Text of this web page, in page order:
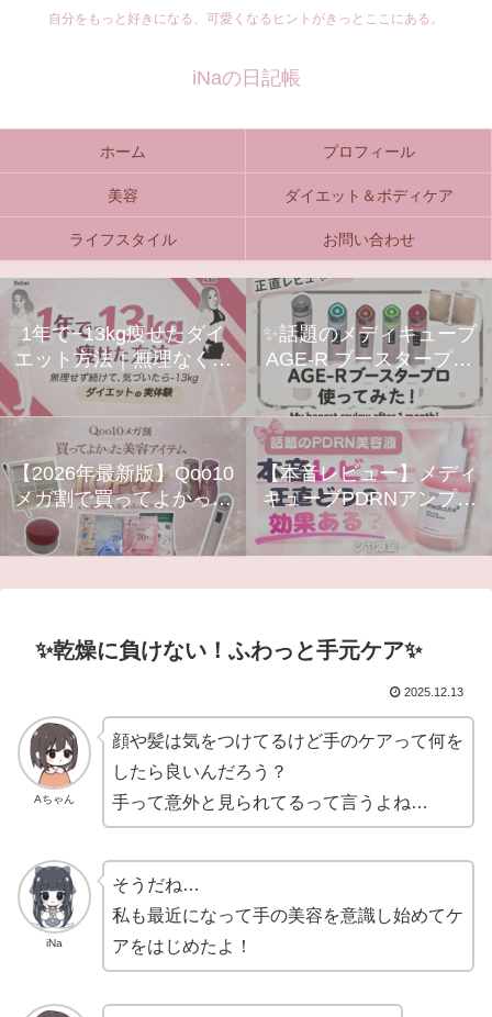
自分をもっと好きになる、可愛くなるヒントがきっとここにある。
iNaの日記帳
ホーム プロフィール
美容 ダイエット＆ボディケア
ライフスタイル お問い合わせ
1年で−13kg痩せたダイ
エット方法｜無理なく続
く習慣とリアル体験まと
✨話題のメディキューブ
AGE-R ブースタープロ
をレビュー！
【2026年最新版】Qoo10
メガ割で買ってよかった
美容アイテムTOP5｜ス
キンケア・コスメ・美顔
【本音レビュー】メディ
キューブPDRNアンプル
の効果は？口コミ・使い
方・最安購入方法まとめ
✨乾燥に負けない！ふわっと手元ケア✨
2025.12.13
Aちゃん
顔や髪は気をつけてるけど手のケアって何を
したら良いんだろう？
手って意外と見られてるって言うよね…
iNa
そうだね…
私も最近になって手の美容を意識し始めてケ
アをはじめたよ！